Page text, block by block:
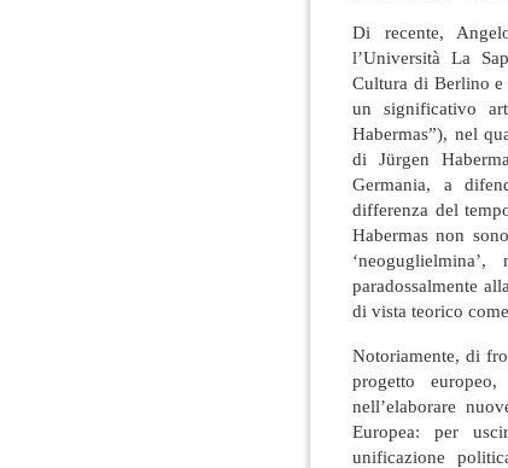
Di recente,
l’Università La
Cultura di Berlino e
un significativo
Habermas”), nel
di Jürgen
Germania, a
differenza del
Habermas non
paradossalmente
di vista teorico
Notoriamente, di
progetto
nell’elaborare
Europea: per
unificazione